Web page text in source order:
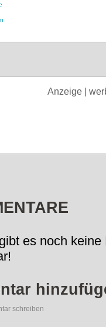
Anzeige |
es noch
schreiben